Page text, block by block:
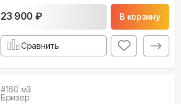
23 900 ₽ В корзину
Сравнить
#160 м3
Бризер